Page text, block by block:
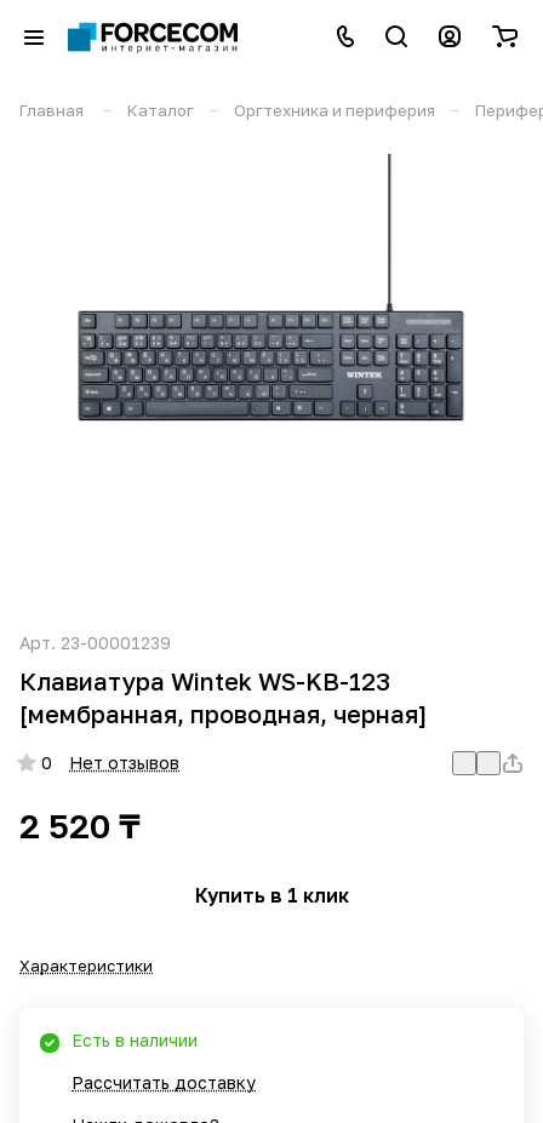
Главная – Каталог – Оргтехника и периферия –
Арт. 23-00001239
Клавиатура Wintek WS-KB-123
[мембранная, проводная, черная]
0 Нет отзывов
2 520 ₸
Купить в 1 клик
Характеристики
Есть в наличии
Рассчитать доставку